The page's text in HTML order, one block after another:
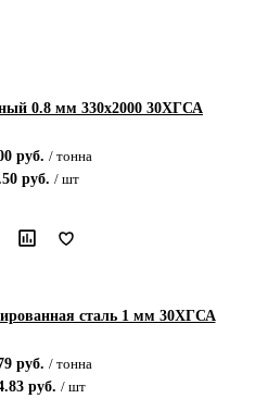
0.8 мм 330х2000 30ХГСА
руб. / тонна
руб. / шт
сталь 1 мм 30ХГСА
руб. / тонна
руб. / шт